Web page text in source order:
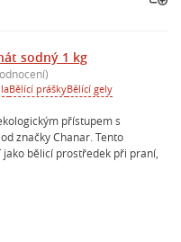
sodný 1 kg
Bělící práškyBělící gely
přístupem s
značky Chanar. Tento
bělicí prostředek při praní,